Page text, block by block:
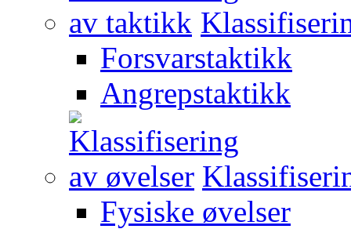
Forsvarstaktikk
Angrepstaktikk
Fysiske øvelser